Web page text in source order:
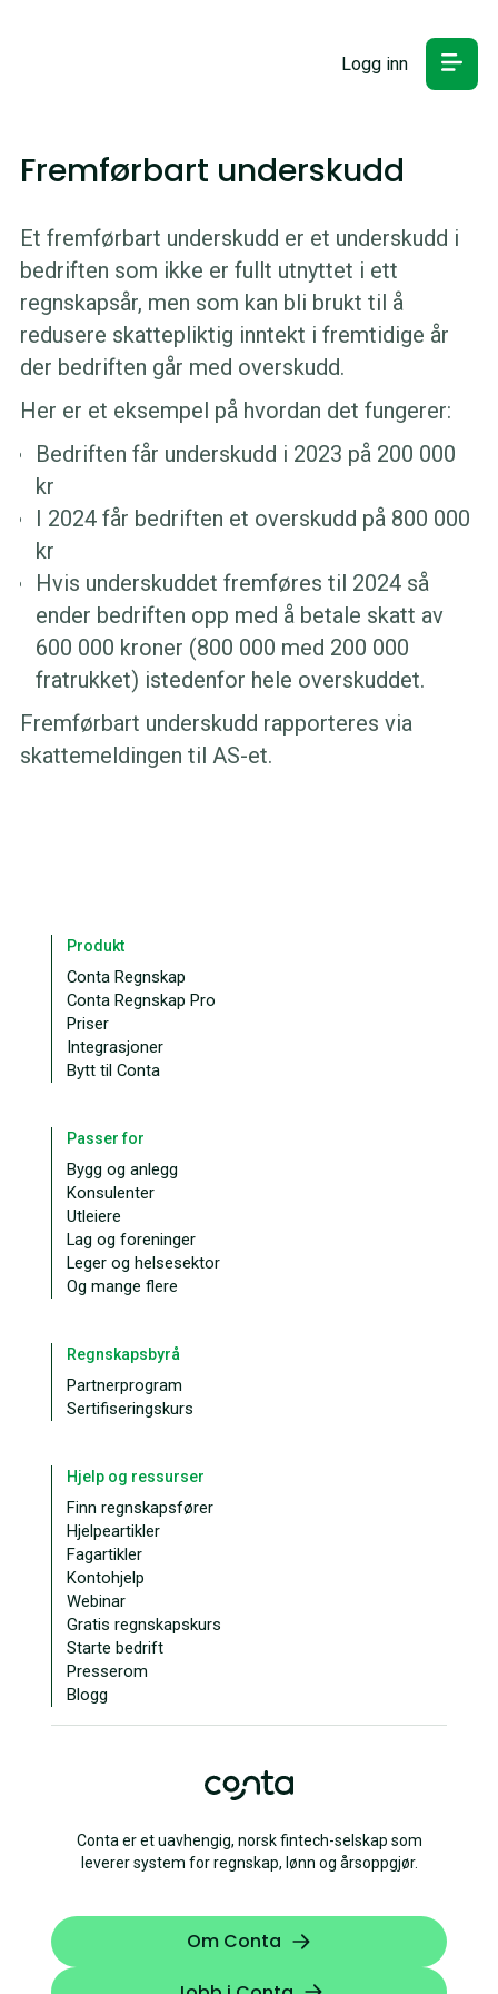
Logg inn
Fremførbart underskudd
Et fremførbart underskudd er et underskudd i
bedriften som ikke er fullt utnyttet i ett
regnskapsår, men som kan bli brukt til å
redusere skattepliktig inntekt i fremtidige år
der bedriften går med overskudd.
Her er et eksempel på hvordan det fungerer:
Bedriften får underskudd i 2023 på 200 000
kr
I 2024 får bedriften et overskudd på 800 000
kr
Hvis underskuddet fremføres til 2024 så
ender bedriften opp med å betale skatt av
600 000 kroner (800 000 med 200 000
fratrukket) istedenfor hele overskuddet.
Fremførbart underskudd rapporteres via
skattemeldingen til AS-et.
Conta er et uavhengig, norsk fintech-selskap som
leverer system for regnskap, lønn og årsoppgjør.
Om Conta
Produkt
Conta Regnskap
Conta Regnskap Pro
Priser
Integrasjoner
Bytt til Conta
Passer for
Bygg og anlegg
Konsulenter
Utleiere
Lag og foreninger
Leger og helsesektor
Og mange flere
Regnskapsbyrå
Partnerprogram
Sertifiseringskurs
Hjelp og ressurser
Finn regnskapsfører
Hjelpeartikler
Fagartikler
Kontohjelp
Webinar
Gratis regnskapskurs
Starte bedrift
Presserom
Blogg